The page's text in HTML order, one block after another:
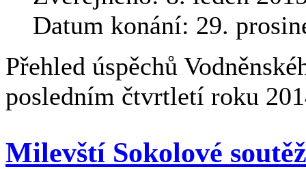
Datum konání: 29.
Přehled úspěchů
posledním čtvrtletí roku
Milevští Sokolové